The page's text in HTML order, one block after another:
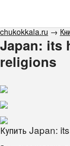
chukokkala.ru →
Japan: its
religions
Купить Japan: